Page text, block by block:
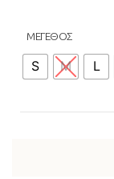
ΜΕΓΕΘΟΣ
S M L